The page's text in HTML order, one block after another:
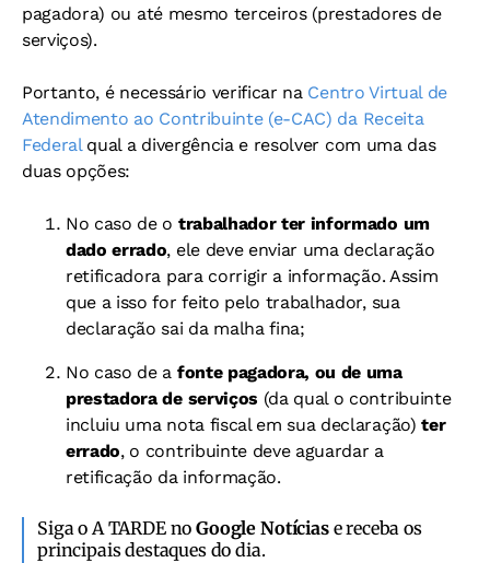
pagadora) ou até mesmo terceiros (prestadores de
serviços).
Portanto, é necessário verificar na Centro Virtual de
Atendimento ao Contribuinte (e-CAC) da Receita
Federalqual a divergência e resolver com uma das
duas opções:
No caso de o trabalhador ter informado um
dado errado, ele deve enviar uma declaração
retificadora para corrigir a informação. Assim
que a isso for feito pelo trabalhador, sua
declaração sai da malha fina;
No caso de a fonte pagadora, ou de uma
prestadora de serviços (da qual o contribuinte
incluiu uma nota fiscal em sua declaração)ter
errado, o contribuinte deve aguardar a
retificação da informação.
Siga o A TARDE noGoogle Notíciase receba os
principais destaques do dia.